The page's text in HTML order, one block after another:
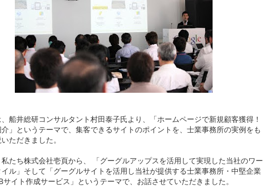
船井総研コンサルタント村田泰子氏より、「ホームページで新規顧客獲得！
介」というテーマで、集客できるサイトのポイントを、士業事務所の実例をも
ただきました。
たち株式会社壱頁から、 「グーグルアップスを活用して実現した当社のワー
ル」そして「グーグルサイトを活用し当社が提供する士業事務所・中堅企業
サイト作成サービス」というテーマで、お話させていただきました。